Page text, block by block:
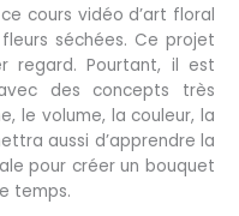
cours vidéo d’art floral
séchées. Ce projet
regard. Pourtant, il est
des concepts très
le volume, la couleur, la
aussi d’apprendre la
pour créer un bouquet
temps.